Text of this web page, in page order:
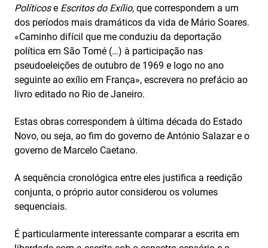
Políticose Escritos do Exílio, que correspondem a um
dos períodos mais dramáticos da vida de Mário Soares.
«Caminho difícil que me conduziu da deportação
política em São Tomé (…) à participação nas
pseudoeleições de outubro de 1969 e logo no ano
seguinte ao exílio em França», escrevera no prefácio ao
livro editado no Rio de Janeiro.
Estas obras correspondem à última década do Estado
Novo, ou seja, ao fim do governo de António Salazar e o
governo de Marcelo Caetano.
A sequência cronológica entre eles justifica a reedição
conjunta, o próprio autor considerou os volumes
sequenciais.
É particularmente interessante comparar a escrita em